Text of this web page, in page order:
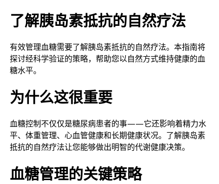
授权代理
商店
了解胰岛素抵抗的自然疗法
有效管理血糖需要了解胰岛素抵抗的自然疗法。本指南将
探讨经科学验证的策略，帮助您以自然方式维持健康的血
糖水平。
为什么这很重要
血糖控制不仅仅是糖尿病患者的事——它还影响着精力水
平、体重管理、心血管健康和长期健康状况。了解胰岛素
抵抗的自然疗法让您能够做出明智的代谢健康决策。
血糖管理的关键策略